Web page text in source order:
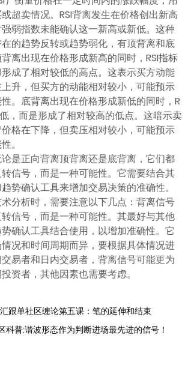
超卖情况。RSI背离发生在价格创出新高
弱指数未能确认这一新高或新低。这种
的趋势反转或趋势弱化，有顶背离和底
离出现在价格形成新高的同时，RSI指标
成了相对较低的高点。这表示买方动能
升，但买方的动能相对较小，可能预示
。底背离出现在价格形成新低的同时，R
，而是形成了相对较高的低点。这暗示卖
格在下降，但卖压相对较小，可能预示
。
是正向背离顶背离还是底背离，它们都
信号，而是一种可能性。它需要结合其
势确认工具来增加交易决策的准确性。
分析时，需要注意以下几点：背离信号
信号，而是一种可能性。其最好与其他
确认工具结合使用，以增加准确性。它
况和时间周期而异，要根据具体情况进
易者和日内交易者，背离信号可能更为
资者，其他因素也需要考虑。
跟单社区缠论第五课：笔的延伸和结束
科普:谐波形态作为判断进场最先进的信号！